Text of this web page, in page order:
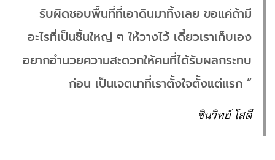
รับผิดชอบพื้นที่ที่เอาดินมาทิ้งเลย ขอแค่ถ้ามี
อะไรที่เป็นชิ้นใหญ่ ๆ ให้วางไว้ เดี๋ยวเราเก็บเอง
อยากอำนวยความสะดวกให้คนที่ได้รับผลกระทบ
ก่อน เป็นเจตนาที่เราตั้งใจตั้งแต่แรก ”
ชินวิทย์ โสดี